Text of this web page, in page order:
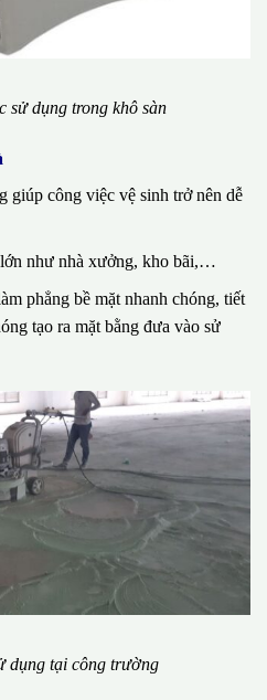
sử dụng trong khô sàn
giúp công việc vệ sinh trở nên dễ
như nhà xưởng, kho bãi,…
phẳng bề mặt nhanh chóng, tiết
tạo ra mặt bằng đưa vào sử
dụng tại công trường